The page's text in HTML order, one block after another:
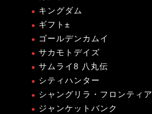
キングダム
ギフト±
ゴールデンカムイ
サカモトデイズ
サムライ8 八丸伝
シティハンター
シャングリラ・フロンティア
ジャンケットバンク